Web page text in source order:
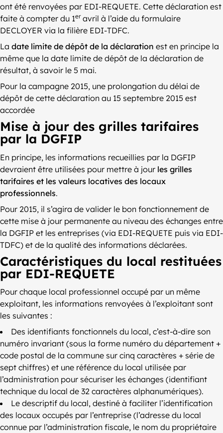
ont été renvoyées par EDI-REQUETE. Cette déclaration est
faite à compter du 1eravril à l’aide du formulaire
DECLOYER via la filière EDI-TDFC.
La date limite de dépôt de la déclaration est en principe la
même que la date limite de dépôt de la déclaration de
résultat, à savoir le 5 mai.
Pour la campagne 2015, une prolongation du délai de
dépôt de cette déclaration au 15 septembre 2015 est
accordée
Mise à jour des grilles tarifaires
par la DGFIP
En principe, les informations recueillies par la DGFIP
devraient être utilisées pour mettre à jour les grilles
tarifaires et les valeurs locatives des locaux
professionnels.
Pour 2015, il s’agira de valider le bon fonctionnement de
cette mise à jour permanente au niveau des échanges entre
la DGFIP et les entreprises (via EDI-REQUETE puis via EDI-
TDFC) et de la qualité des informations déclarées.
Caractéristiques du local restituées
par EDI-REQUETE
Pour chaque local professionnel occupé par un même
exploitant, les informations renvoyées à l’exploitant sont
les suivantes :
Des identifiants fonctionnels du local, c’est-à-dire son
numéro invariant (sous la forme numéro du département +
code postal de la commune sur cinq caractères + série de
sept chiffres) et une référence du local utilisée par
l’administration pour sécuriser les échanges (identifiant
technique du local de 32 caractères alphanumériques).
Le descriptif du local, destiné à faciliter l’identification
des locaux occupés par l’entreprise (l’adresse du local
connue par l’administration fiscale, le nom du propriétaire